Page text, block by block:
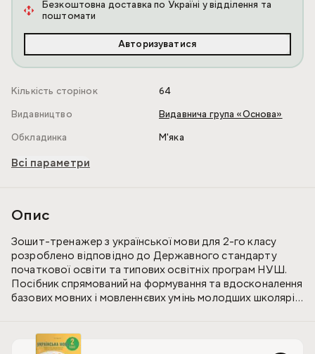
Безкоштовна доставка по Україні у відділення та
поштомати
Авторизуватися
Кількість сторінок
64
Видавництво
Видавнича група «Основа»
Обкладинка
М'яка
Всі параметри
Опис
Зошит-тренажер з української мови для 2-го класу
розроблено відповідно до Державного стандарту
початкової освіти та типових освітніх програм НУШ.
Посібник спрямований на формування та вдосконалення
базових мовних і мовленнєвих умінь молодших школярів.
правила, що вивчаються в 2-му класі та завдання щодо